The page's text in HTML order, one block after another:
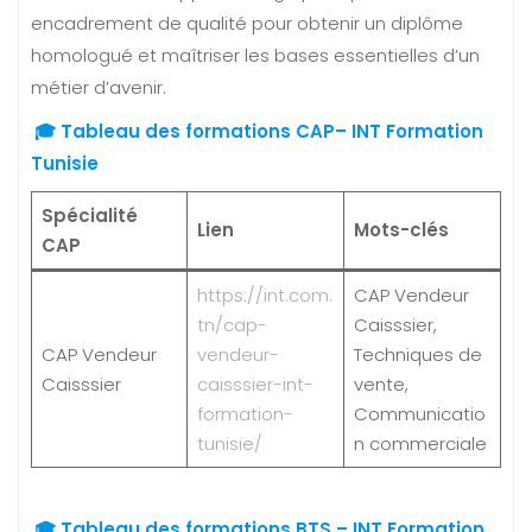
encadrement de qualité pour obtenir un diplôme
homologué et maîtriser les bases essentielles d’un
métier d’avenir.
🎓 Tableau des formations CAP– INT Formation
Tunisie
Spécialité
CAP
Lien Mots-clés
CAP Vendeur
Caisssier
https://int.com.
tn/cap-
vendeur-
caisssier-int-
formation-
tunisie/
CAP Vendeur
Caisssier,
Techniques de
vente,
Communicatio
n commerciale